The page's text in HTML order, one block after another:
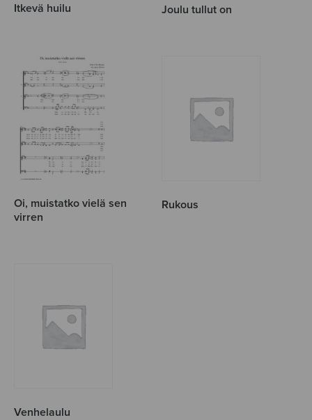
Itkevä huilu Joulu tullut on
Oi, muistatko vielä sen
virren
Rukous
Venhelaulu